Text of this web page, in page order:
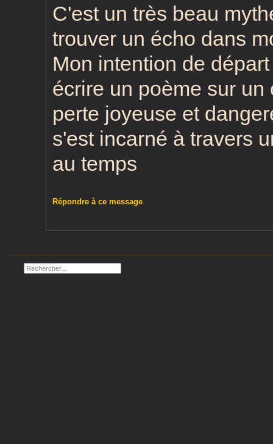
C'est un très beau
trouver un écho dans
Mon intention de
écrire un poème sur
perte joyeuse et
s'est incarné à travers
au temps
Répondre à ce message